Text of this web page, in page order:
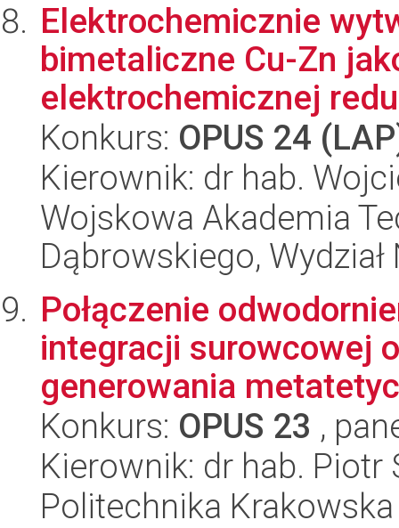
Elektrochemicznie
bimetaliczne Cu-Zn
elektrochemicznej
Konkurs: OPUS 24
Kierownik: dr hab.
Wojskowa Akademia
Dąbrowskiego,
Połączenie
integracji surowcowej
generowania
Konkurs: OPUS 23 ,
Kierownik: dr hab. Piotr
Politechnika